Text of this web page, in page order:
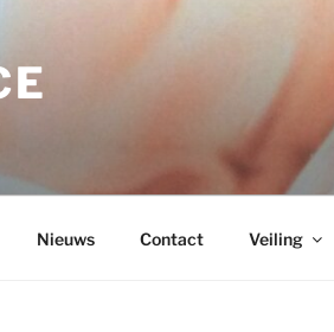
Nieuws Contact Veiling